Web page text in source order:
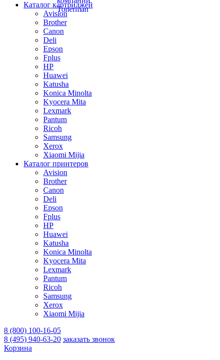
Каталог картриджей
Avision
Brother
Canon
Deli
Epson
Fplus
HP
Huawei
Katusha
Konica Minolta
Kyocera Mita
Lexmark
Pantum
Ricoh
Samsung
Xerox
Xiaomi Mijia
Каталог принтеров
Avision
Brother
Canon
Deli
Epson
Fplus
HP
Huawei
Katusha
Konica Minolta
Kyocera Mita
Lexmark
Pantum
Ricoh
Samsung
Xerox
Xiaomi Mijia
8 (800) 100-16-05
8 (495) 940-63-20 заказать звонок
Корзина